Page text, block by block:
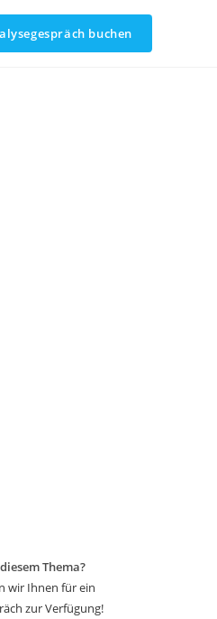
buchen
Thema?
wir Ihnen für ein
zur Verfügung!